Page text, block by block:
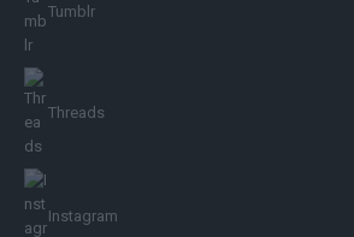
Tumblr
Threads
Instagram